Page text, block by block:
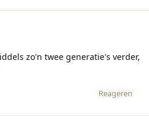
zo'n twee generatie's verder,
Reageren